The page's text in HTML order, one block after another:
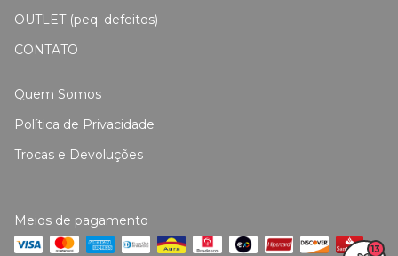
OUTLET (peq. defeitos)
CONTATO
Quem Somos
Política de Privacidade
Trocas e Devoluções
Meios de pagamento
13